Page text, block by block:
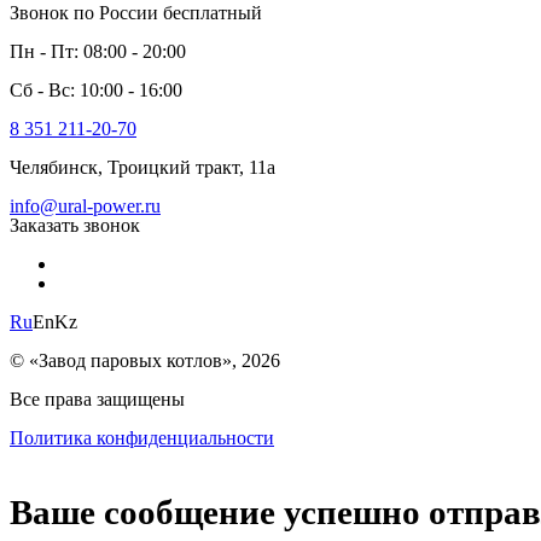
Звонок по России бесплатный
Пн - Пт: 08:00 - 20:00
Сб - Вс: 10:00 - 16:00
8 351 211-20-70
Челябинск, Троицкий тракт, 11а
info@ural-power.ru
Заказать звонок
RuEnKz
© «Завод паровых котлов», 2026
Все права защищены
Политика конфиденциальности
Ваше сообщение успешно